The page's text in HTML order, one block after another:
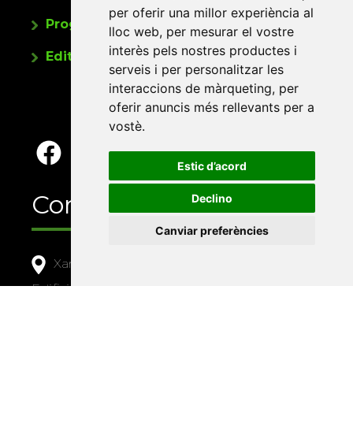
per oferir una millor experiència al
lloc web, per mesurar el vostre
interès pels nostres productes i
serveis i per personalitzar les
interaccions de màrqueting, per
oferir anuncis més rellevants per a
vostè.
Estic d’acord
Declino
Canviar preferències
Programa de publicacions
Editorials universitàries a Twitter
Contacte
Xarxa Vives d'Universitats
Edifici Àgora